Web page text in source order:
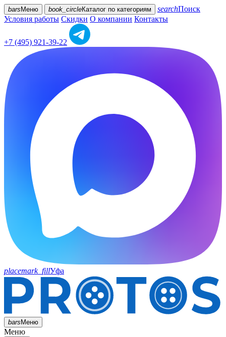
bars Меню book_circleКаталог по категориям searchПоиск
Условия работы Скидки О компании Контакты
+7 (495) 921-39-22
placemark_fillУфа
barsМеню
Меню